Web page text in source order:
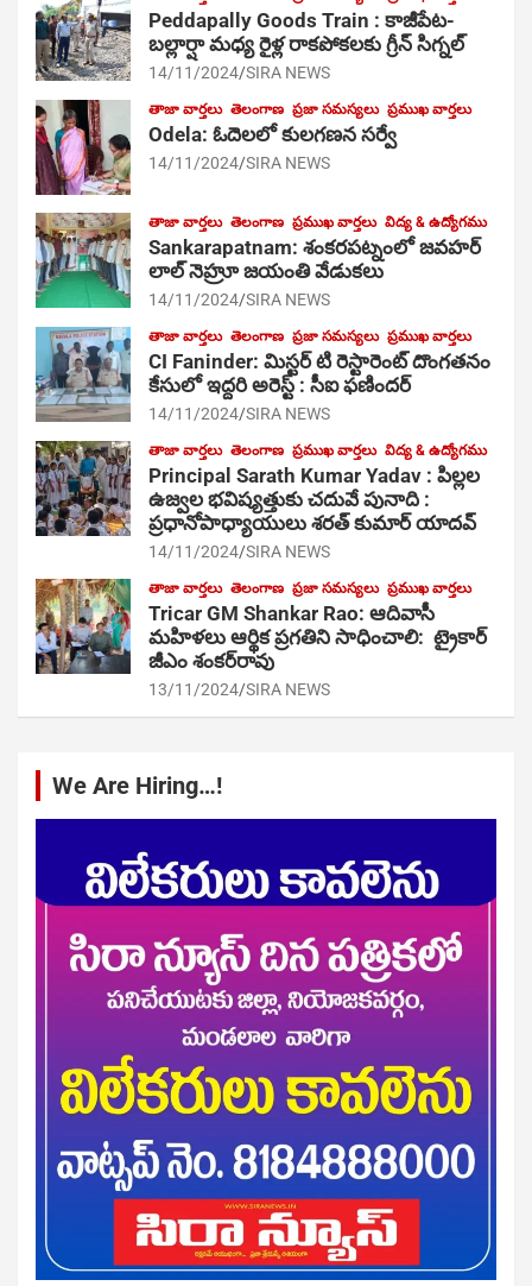
Peddapally Goods Train : కాజీపేట-
బల్లార్షా మధ్య రైళ్ల రాకపోకలకు గ్రీన్ సిగ్నల్
14/11/2024 SIRA NEWS
తాజా వార్తలు తెలంగాణ ప్రజా సమస్యలు ప్రముఖ వార్తలు
Odela: ఓదెలలో కులగణన సర్వే
14/11/2024 SIRA NEWS
తాజా వార్తలు తెలంగాణ ప్రముఖ వార్తలు విద్య & ఉద్యోగము
Sankarapatnam: శంకరపట్నంలో జవహర్
లాల్ నెహ్రూ జయంతి వేడుకలు
14/11/2024 SIRA NEWS
తాజా వార్తలు తెలంగాణ ప్రజా సమస్యలు ప్రముఖ వార్తలు
CI Faninder: మిస్టర్ టి రెస్టారెంట్ దొంగతనం
కేసులో ఇద్దరి అరెస్ట్ : సీఐ ఫణిందర్
14/11/2024 SIRA NEWS
తాజా వార్తలు తెలంగాణ ప్రముఖ వార్తలు విద్య & ఉద్యోగము
Principal Sarath Kumar Yadav : పిల్లల
ఉజ్వల భవిష్యత్తుకు చదువే పునాది :
ప్రధానోపాధ్యాయులు శరత్ కుమార్ యాదవ్
14/11/2024 SIRA NEWS
తాజా వార్తలు తెలంగాణ ప్రజా సమస్యలు ప్రముఖ వార్తలు
Tricar GM Shankar Rao: ఆదివాసీ
మహిళలు ఆర్థిక ప్రగతిని సాధించాలి: ట్రైకార్
జీఎం శంకర్‌రావు
13/11/2024 SIRA NEWS
We Are Hiring…!